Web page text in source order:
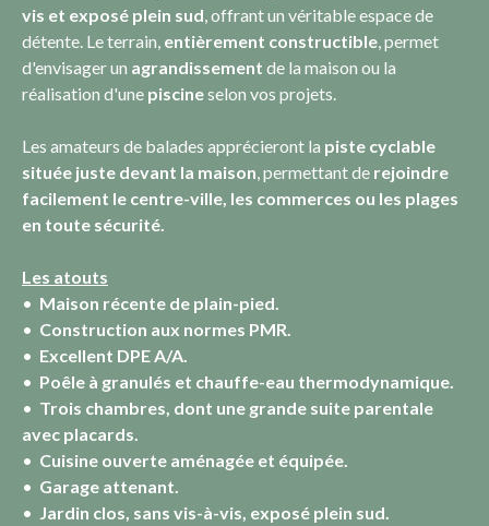
vis et exposé plein sud, offrant un véritable espace de
détente. Le terrain, entièrement constructible, permet
d'envisager un agrandissement de la maison ou la
réalisation d'une piscineselon vos projets.
Les amateurs de balades apprécieront la piste cyclable
située juste devant la maison, permettant de rejoindre
facilement le centre-ville, les commerces ou les plages
en toute sécurité.
Les atouts
Maison récente de plain-pied.
Construction aux normes PMR.
Excellent DPE A/A.
Poêle à granulés et chauffe-eau thermodynamique.
Trois chambres, dont une grande suite parentale
avec placards.
Cuisine ouverte aménagée et équipée.
Garage attenant.
Jardin clos, sans vis-à-vis, exposé plein sud.